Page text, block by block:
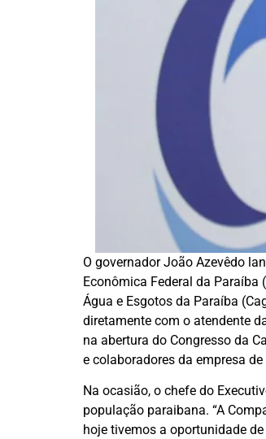
O governador João Azevêdo
Econômica Federal da Paraíba
Água e Esgotos da Paraíba
diretamente com o atendente
na abertura do Congresso da
e colaboradores da empresa
Na ocasião, o chefe do
população paraibana. “A
hoje tivemos a oportunidade